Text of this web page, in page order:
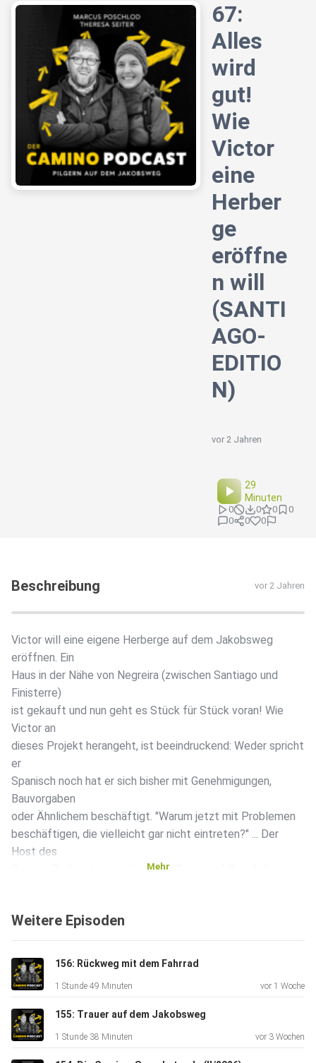
67:
Alles
wird
gut!
Wie
Victor
eine
Herber
ge
eröffne
n will
(SANTI
AGO-
EDITIO
N)
vor 2 Jahren
29
Minuten
0 0 0
0
0
0 0
Beschreibung vor 2 Jahren
Victor will eine eigene Herberge auf dem Jakobsweg
eröffnen. Ein
Haus in der Nähe von Negreira (zwischen Santiago und
Finisterre)
ist gekauft und nun geht es Stück für Stück voran! Wie
Victor an
dieses Projekt herangeht, ist beeindruckend: Weder spricht
er
Spanisch noch hat er sich bisher mit Genehmigungen,
Bauvorgaben
oder Ähnlichem beschäftigt. "Warum jetzt mit Problemen
beschäftigen, die vielleicht gar nicht eintreten?" ... Der
Host des
Camino-Podcasts ist sich sicher: Genau auf Grund dieser
Camino! Wenn
bei
Victor. Ein kurzes, aber spannendes Gespräch! Mehr Infos
zu Victor:
Victor bei Facebook: Klick hier! Victor bei Instagram: Klick
hier!
Mehr
Weitere Episoden
156: Rückweg mit dem Fahrrad
1 Stunde 49 Minuten vor 1 Woche
155: Trauer auf dem Jakobsweg
1 Stunde 38 Minuten vor 3 Wochen